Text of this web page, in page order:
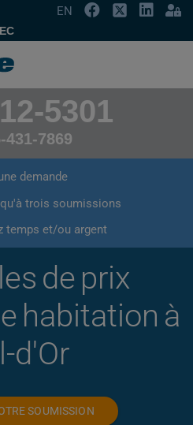
EN
5301
431-7869
demande
trois soumissions
temps et/ou argent
de prix
habitation à
d'Or
SOUMISSION